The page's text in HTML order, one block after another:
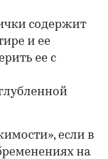
содержит
и ее
ее с
если в
на